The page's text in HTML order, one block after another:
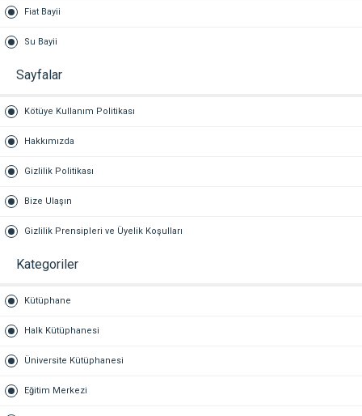
Fiat Bayii
Su Bayii
Sayfalar
Kötüye Kullanım Politikası
Hakkımızda
Gizlilik Politikası
Bize Ulaşın
Gizlilik Prensipleri ve Üyelik Koşulları
Kategoriler
Kütüphane
Halk Kütüphanesi
Üniversite Kütüphanesi
Eğitim Merkezi